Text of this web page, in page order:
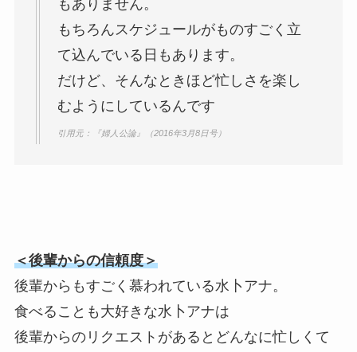
もありません。
もちろんスケジュールがものすごく立
て込んでいる日もあります。
だけど、そんなときほど忙しさを楽し
むようにしているんです
引用元：『婦人公論』（2016年3月8日号）
＜後輩からの信頼度＞
後輩からもすごく慕われている水卜アナ。
食べることも大好きな水卜アナは
後輩からのリクエストがあるとどんなに忙しくて